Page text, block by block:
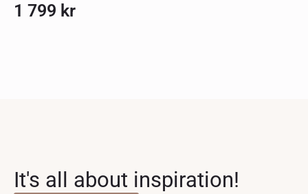
1 799 kr
It's all about inspiration!